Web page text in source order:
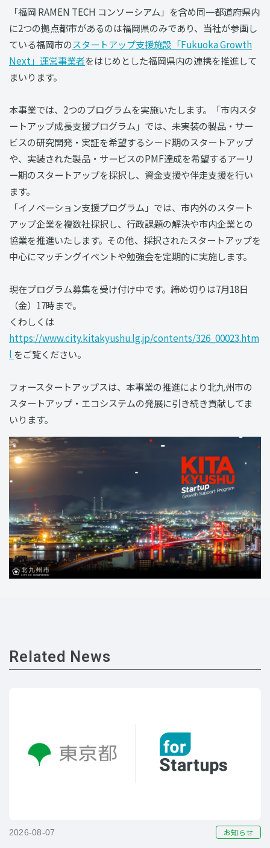
「福岡 RAMEN TECH コンソーシアム」を含め同一都道府県内
に2つの拠点都市があるのは福岡県のみであり、当社が参画し
ている福岡市のスタートアップ支援施設「Fukuoka Growth
Next」運営事業者をはじめとした福岡県内の連携を推進して
まいります。
本事業では、2つのプログラムを実施いたします。「市内スタ
ートアップ成長支援プログラム」では、未実装の製品・サー
ビスの研究開発・実証を希望するシード期のスタートアップ
や、実装された製品・サービスのPMF達成を希望するアーリ
ー期のスタートアップを採択し、資金支援や伴走支援を行い
ます。
「イノベーション支援プログラム」では、市内外のスタート
アップ企業を複数社採択し、行政課題の解決や市内企業との
協業を推進いたします。その他、採択されたスタートアップを
中心にマッチングイベントや勉強会を定期的に実施します。
現在プログラム募集を受け付け中です。締め切りは7月18日
（金）17時まで。
くわしくは
https://www.city.kitakyushu.lg.jp/contents/326_00023.htm
l をご覧ください。
フォースタートアップスは、本事業の推進により北九州市の
スタートアップ・エコシステムの発展に引き続き貢献してま
いります。
Related News
2026-08-07 お知らせ